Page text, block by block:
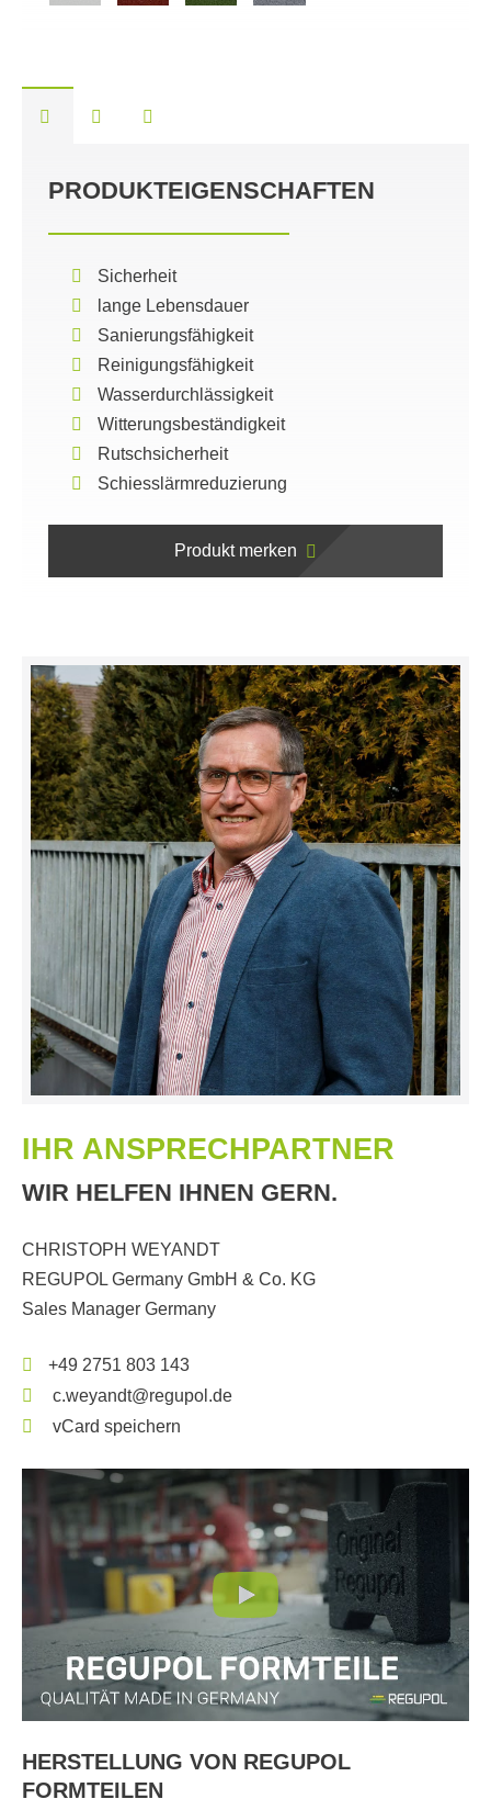
PRODUKTEIGENSCHAFTEN
Sicherheit
lange Lebensdauer
Sanierungsfähigkeit
Reinigungsfähigkeit
Wasserdurchlässigkeit
Witterungsbeständigkeit
Rutschsicherheit
Schiesslärmreduzierung
Produkt merken
IHR ANSPRECHPARTNER
WIR HELFEN IHNEN GERN.
CHRISTOPH WEYANDT
REGUPOL Germany GmbH & Co. KG
Sales Manager Germany
+49 2751 803 143
c.weyandt@regupol.de
vCard speichern
HERSTELLUNG VON REGUPOL
FORMTEILEN